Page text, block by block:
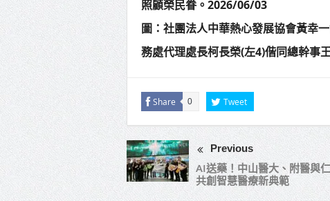
照顧榮民眷。2026/06/03
圖：社團法人中華熱心發展協會黃幸
務處代理處長柯長榮(左4)偕同總幹事
Share 0 Tweet
Previous
AI送藥！中山醫大、附醫與
共創智慧醫療新典範